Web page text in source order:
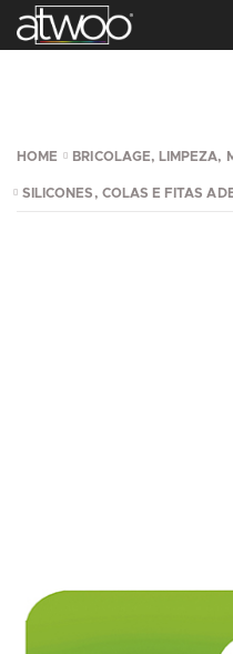
HOME BRICOLAGE, LIMPEZA,
SILICONES, COLAS E FITAS